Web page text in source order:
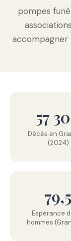
pompes
accompagner
57
Décès en
(2024)
79,5
Espérance
hommes